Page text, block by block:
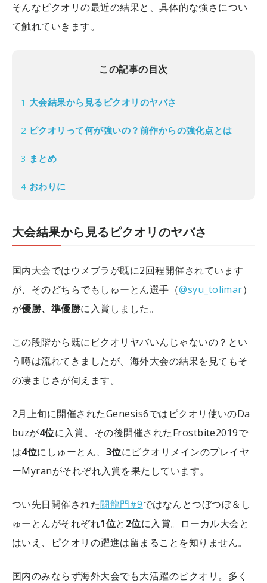
そんなピクオリの最近の結果と、具体的な強さについ
て触れていきます。
この記事の目次
1 大会結果から見るピクオリのヤバさ
2 ピクオリって何が強いの？前作からの強化点とは
3 まとめ
4 おわりに
大会結果から見るピクオリのヤバさ
国内大会ではウメブラが既に2回程開催されています
が、そのどちらでもしゅーとん選手（@syu_tolimar）
が優勝、準優勝に入賞しました。
この段階から既にピクオリヤバいんじゃないの？とい
う噂は流れてきましたが、海外大会の結果を見てもそ
の凄まじさが伺えます。
2月上旬に開催されたGenesis6ではピクオリ使いのDa
buzが4位に入賞。その後開催されたFrostbite2019で
は4位にしゅーとん、 3位にピクオリメインのプレイヤ
ーMyranがそれぞれ入賞を果たしています。
つい先日開催された闘龍門#9ではなんとつぼつぼ＆し
ゅーとんがそれぞれ1位と 2位に入賞。ローカル大会と
はいえ、ピクオリの躍進は留まることを知りません。
国内のみならず海外大会でも大活躍のピクオリ。多く